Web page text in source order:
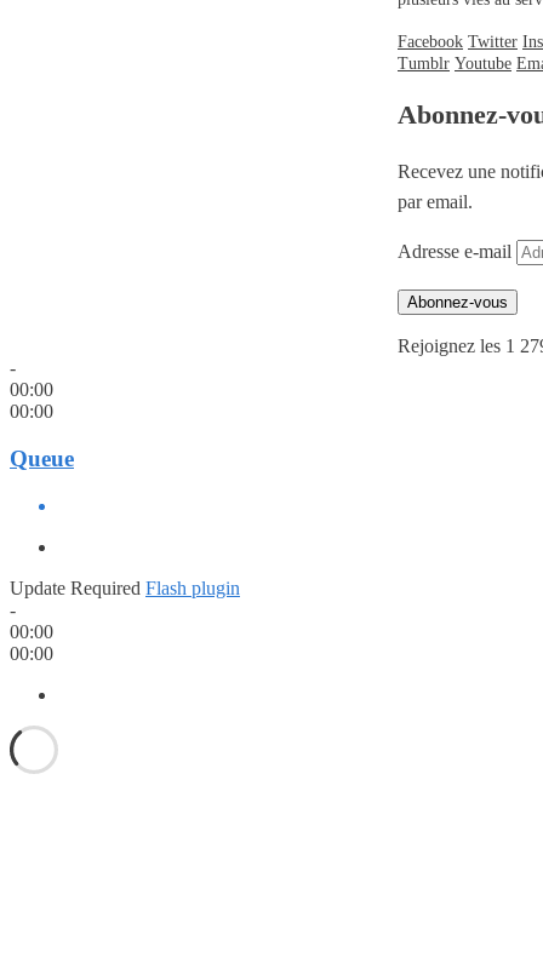
Facebook Twitter
Tumblr Youtube
Abonnez-
Recevez une
par email.
Adresse e-mail
Abonnez-vous
Rejoignez les 1
-
00:00
00:00
Queue
Update Required Flash plugin
-
00:00
00:00